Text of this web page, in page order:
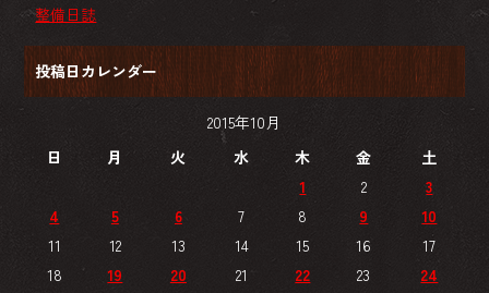
整備日誌
投稿日カレンダー
2015年10月
日
月 火 水 木 金
土
1
2
3
4
5 6 7 8 9
10
11
12 13 14 15 16
17
18
19 20 21 22 23 24